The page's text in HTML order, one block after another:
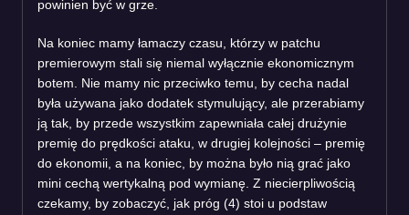
powinien być w grze.
Na koniec mamy łamaczy czasu, którzy w patchu
premierowym stali się niemal wyłącznie ekonomicznym
botem. Nie mamy nic przeciwko temu, by cecha nadal
była używana jako dodatek stymulujący, ale przerabiamy
ją tak, by przede wszystkim zapewniała całej drużynie
premię do prędkości ataku, w drugiej kolejności – premię
do ekonomii, a na koniec, by można było nią grać jako
mini cechą wertykalną pod wymianę. Z niecierpliwością
czekamy, by zobaczyć, jak próg (4) stoi u podstaw